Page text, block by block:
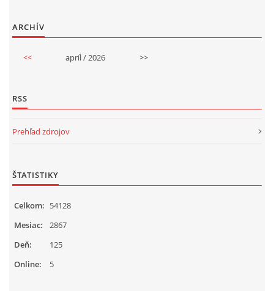
ARCHÍV
<< apríl / 2026 >>
RSS
Prehľad zdrojov
ŠTATISTIKY
Online: 5
Celkom: 54128
Mesiac:
2867
Deň:
125